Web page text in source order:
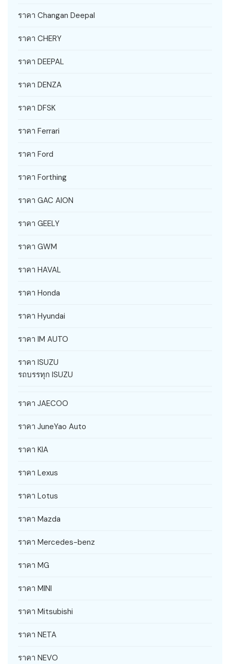
ราคา Changan Deepal
ราคา CHERY
ราคา DEEPAL
ราคา DENZA
ราคา DFSK
ราคา Ferrari
ราคา Ford
ราคา Forthing
ราคา GAC AION
ราคา GEELY
ราคา GWM
ราคา HAVAL
ราคา Honda
ราคา Hyundai
ราคา IM AUTO
ราคา ISUZU
รถบรรทุก ISUZU
ราคา JAECOO
ราคา JuneYao Auto
ราคา KIA
ราคา Lexus
ราคา Lotus
ราคา Mazda
ราคา Mercedes-benz
ราคา MG
ราคา MINI
ราคา Mitsubishi
ราคา NETA
ราคา NEVO